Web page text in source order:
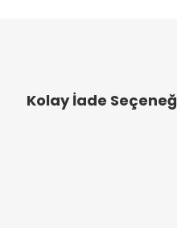
Kolay İade